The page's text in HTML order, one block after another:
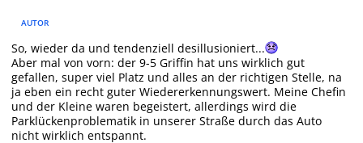
AUTOR
So, wieder da und tendenziell desillusioniert...
Aber mal von vorn: der 9-5 Griffin hat uns wirklich gut
gefallen, super viel Platz und alles an der richtigen Stelle, na
ja eben ein recht guter Wiedererkennungswert. Meine Chefin
und der Kleine waren begeistert, allerdings wird die
Parklückenproblematik in unserer Straße durch das Auto
nicht wirklich entspannt.